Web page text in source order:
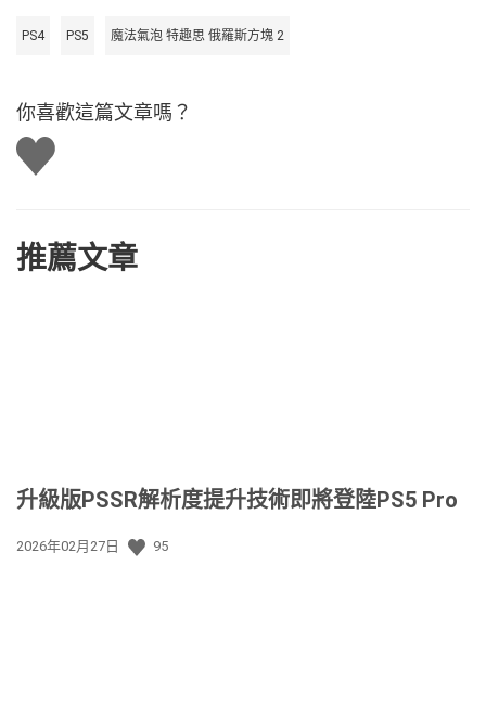
PS4 PS5 魔法氣泡 特趣思 俄羅斯方塊 2
你喜歡這篇文章嗎？
讚
推薦文章
升級版PSSR解析度提升技術即將登陸PS5 Pro
發
2026年02月27日 95